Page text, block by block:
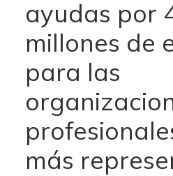
ayudas por
millones de
para las
más